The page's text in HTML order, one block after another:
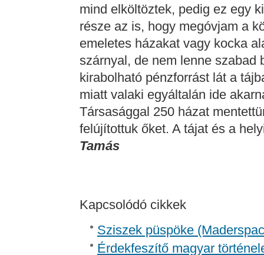
mind elköltöztek, pedig ez egy
része az is, hogy megóvjam a
emeletes házakat vagy kocka
szárnyal, de nem lenne szabad
kirabolható pénzforrást lát a
miatt valaki egyáltalán ide
Társasággal 250 házat
felújítottuk őket. A tájat és a
Tamás
Kapcsolódó cikkek
Sziszek püspöke
Érdekfeszítő magyar